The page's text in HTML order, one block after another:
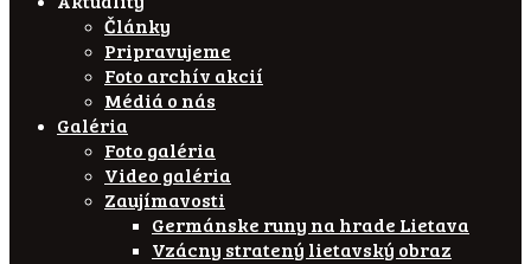
Články
Pripravujeme
Foto archív akcií
Médiá o nás
Galéria
Foto galéria
Video galéria
Zaujímavosti
Germánske runy na hrade Lietava
Vzácny stratený lietavský obraz